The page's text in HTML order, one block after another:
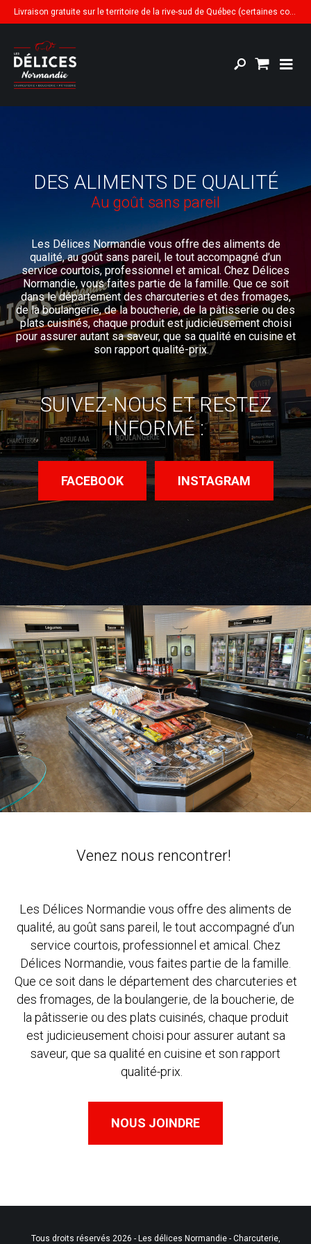
Livraison gratuite sur le territoire de la rive-sud de Québec (certaines conditions s'appliquent)
DES ALIMENTS DE QUALITÉ
Au goût sans pareil
Les Délices Normandie vous offre des aliments de
qualité, au goût sans pareil, le tout accompagné d’un
service courtois, professionnel et amical. Chez Délices
Normandie, vous faites partie de la famille. Que ce soit
dans le département des charcuteries et des fromages,
de la boulangerie, de la boucherie, de la pâtisserie ou des
plats cuisinés, chaque produit est judicieusement choisi
pour assurer autant sa saveur, que sa qualité en cuisine et
son rapport qualité-prix.
SUIVEZ-NOUS ET RESTEZ
INFORMÉ :
FACEBOOK INSTAGRAM
Venez nous rencontrer!
Les Délices Normandie vous offre des aliments de
qualité, au goût sans pareil, le tout accompagné d’un
service courtois, professionnel et amical. Chez
Délices Normandie, vous faites partie de la famille.
Que ce soit dans le département des charcuteries et
des fromages, de la boulangerie, de la boucherie, de
la pâtisserie ou des plats cuisinés, chaque produit
est judicieusement choisi pour assurer autant sa
saveur, que sa qualité en cuisine et son rapport
qualité-prix.
NOUS JOINDRE
Tous droits réservés 2026 - Les délices Normandie - Charcuterie,